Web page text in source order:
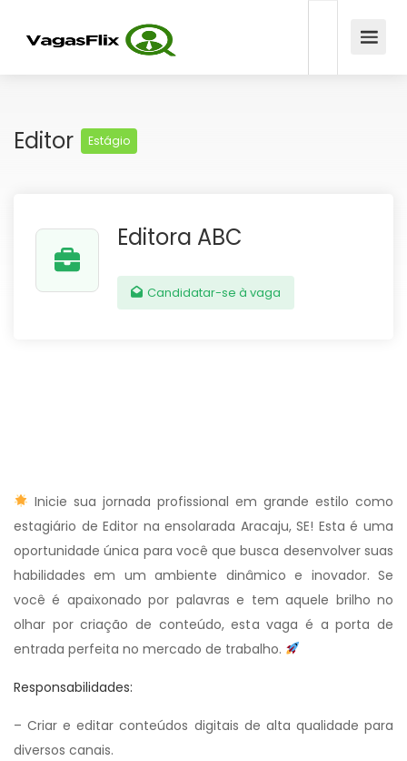
Editor Estágio
Editora ABC
Candidatar-se à vaga
Inicie sua jornada profissional em grande estilo como
estagiário de Editor na ensolarada Aracaju, SE! Esta é uma
oportunidade única para você que busca desenvolver suas
habilidades em um ambiente dinâmico e inovador. Se
você é apaixonado por palavras e tem aquele brilho no
olhar por criação de conteúdo, esta vaga é a porta de
entrada perfeita no mercado de trabalho.
Responsabilidades:
– Criar e editar conteúdos digitais de alta qualidade para
diversos canais.